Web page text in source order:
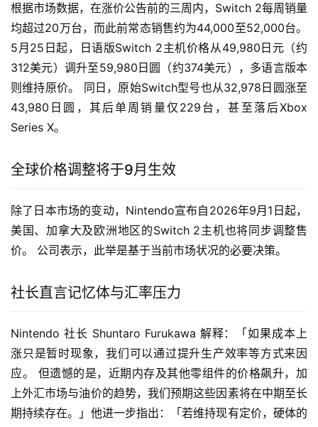
根据市场数据，在涨价公告前的三周内，Switch 2每周销量
均超过20万台，而此前常态销售约为44,000至52,000台。
5月25日起，日语版Switch 2主机价格从49,980日元（约
312美元）调升至59,980日圆（约374美元），多语言版本
则维持原价。 同日，原始Switch型号也从32,978日圆涨至
43,980日圆，其后单周销量仅229台，甚至落后Xbox
Series X。
全球价格调整将于9月生效
除了日本市场的变动，Nintendo宣布自2026年9月1日起，
美国、加拿大及欧洲地区的Switch 2主机也将同步调整售
价。 公司表示，此举是基于当前市场状况的必要决策。
社长直言记忆体与汇率压力
Nintendo 社长 Shuntaro Furukawa 解释：「如果成本上
涨只是暂时现象，我们可以通过提升生产效率等方式来因
应。 但遗憾的是，近期内存及其他零组件的价格飙升，加
上外汇市场与油价的趋势，我们预期这些因素将在中期至长
期持续存在。」他进一步指出：「若维持现有定价，硬体的